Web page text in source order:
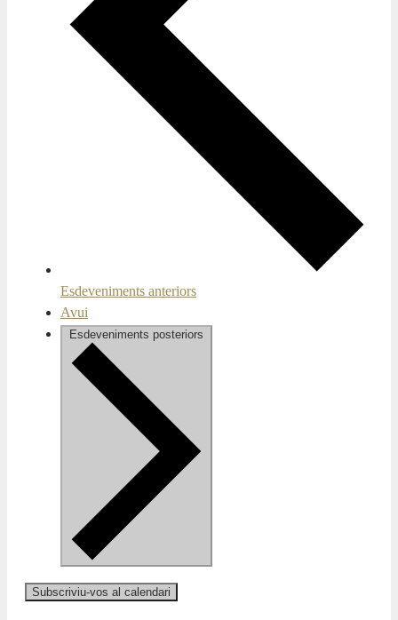
Esdeveniments anteriors
Avui
Esdeveniments posteriors
Subscriviu-vos al calendari